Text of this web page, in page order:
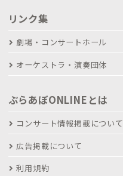
リンク集
劇場・コンサートホール
オーケストラ・演奏団体
ぶらあぼONLINEとは
コンサート情報掲載について
広告掲載について
利用規約